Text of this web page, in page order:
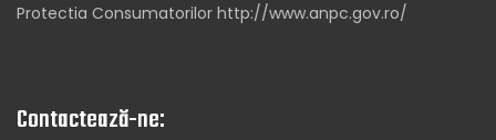
Protectia Consumatorilor http://www.anpc.gov.ro/
Contactează-ne: